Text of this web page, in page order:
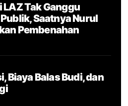
LAZ Tak Ganggu
Saatnya Nurul
Pembenahan
Biaya Balas Budi, dan